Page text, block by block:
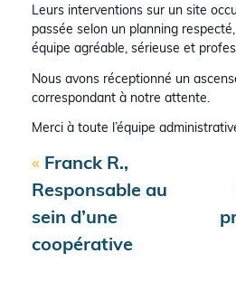
Leurs interventions sur un site
passée selon un planning
équipe agréable, sérieuse et
Nous avons réceptionné un
correspondant à notre attente.
Merci à toute l’équipe
« Franck R.,
Responsable au
sein d’une
coopérative